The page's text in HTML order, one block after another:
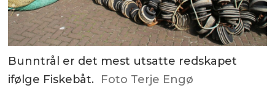
Bunntrål er det mest utsatte redskapet
ifølge Fiskebåt. Foto Terje Engø